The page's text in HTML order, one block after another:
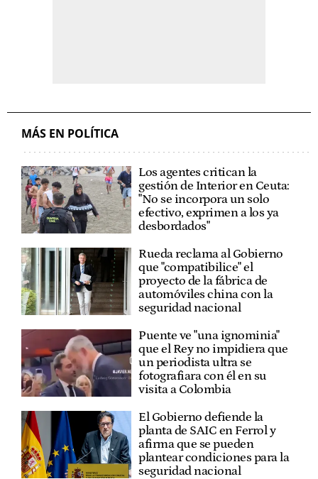
MÁS EN POLÍTICA
Los agentes critican la
gestión de Interior en Ceuta:
"No se incorpora un solo
efectivo, exprimen a los ya
desbordados"
Rueda reclama al Gobierno
que "compatibilice" el
proyecto de la fábrica de
automóviles china con la
seguridad nacional
Puente ve "una ignominia"
que el Rey no impidiera que
un periodista ultra se
fotografiara con él en su
visita a Colombia
El Gobierno defiende la
planta de SAIC en Ferrol y
afirma que se pueden
plantear condiciones para la
seguridad nacional